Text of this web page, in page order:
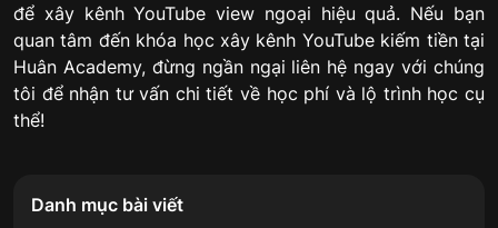
để xây kênh YouTube view ngoại hiệu quả. Nếu bạn
quan tâm đến khóa học xây kênh YouTube kiếm tiền tại
Huân Academy, đừng ngần ngại liên hệ ngay với chúng
tôi để nhận tư vấn chi tiết về học phí và lộ trình học cụ
thể!
Danh mục bài viết